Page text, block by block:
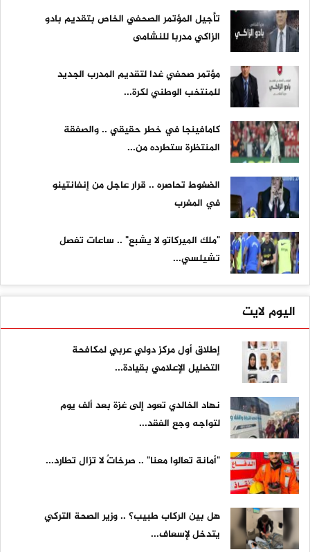
تأجيل المؤتمر الصحفي الخاص بتقديم بادو
الزاكي مدربا للنشامى
مؤتمر صحفي غدا لتقديم المدرب الجديد
للمنتخب الوطني لكرة...
كامافينجا في خطر حقيقي .. والصفقة
المنتظرة ستطرده من...
الضغوط تحاصره .. قرار عاجل من إنفانتينو
في المغرب
"ملك الميركاتو لا يشبع" .. ساعات تفصل
تشيلسي...
اليوم لايت
إطلاق أول مركز دولي عربي لمكافحة
التضليل الإعلامي بقيادة...
نهاد الخالدي تعود إلى غزة بعد ألف يوم
لتواجه وجع الفقد...
"أمانة تعالوا معنا" .. صرخاتٌ لا تزال تطارد...
هل بين الركاب طبيب؟ .. وزير الصحة التركي
يتدخل لإسعاف...